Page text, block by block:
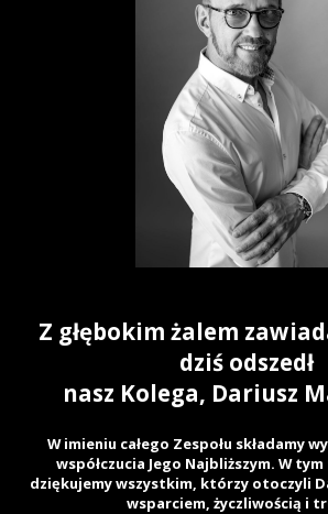
Z głębokim żalem
dziś odszedł
nasz Kolega, Dariusz
W imieniu całego Zespołu składamy
współczucia Jego Najbliższym. W
dziękujemy wszystkim, którzy otoczyli
wsparciem, życzliwością i